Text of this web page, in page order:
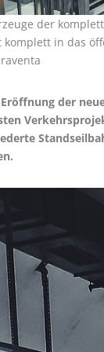
der
komplett in das
der